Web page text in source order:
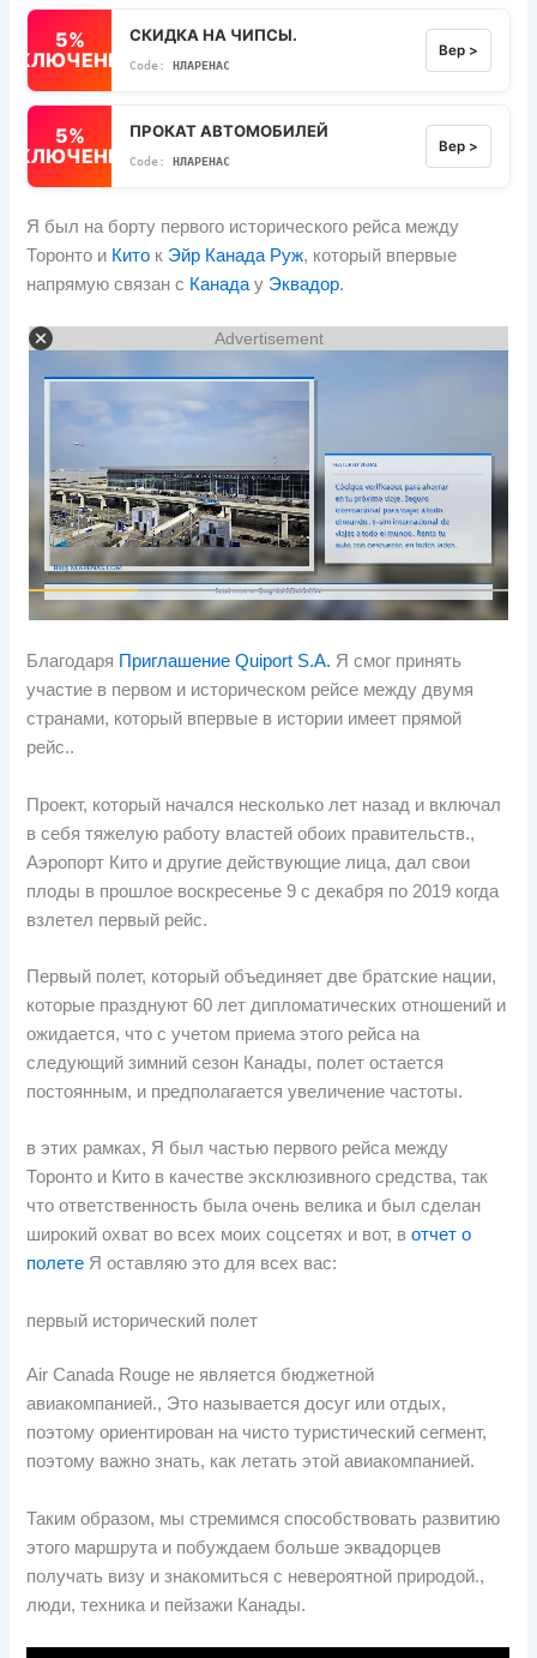
5%
СКИДКА НА ЧИПСЫ.
НЛАРЕНАС
Вер >
5%
ПРОКАТ АВТОМОБИЛЕЙ
НЛАРЕНАС
Вер >
Я был на борту первого исторического рейса между
Торонто и Кито к Эйр Канада Руж, который впервые
напрямую связан с Канада у Эквадор.
Advertisement
Благодаря Приглашение Quiport S.A. Я смог принять
участие в первом и историческом рейсе между двумя
странами, который впервые в истории имеет прямой
рейс..
Проект, который начался несколько лет назад и включал
в себя тяжелую работу властей обоих правительств.,
Аэропорт Кито и другие действующие лица, дал свои
плоды в прошлое воскресенье 9 с декабря по 2019 когда
взлетел первый рейс.
Первый полет, который объединяет две братские нации,
которые празднуют 60 лет дипломатических отношений и
ожидается, что с учетом приема этого рейса на
следующий зимний сезон Канады, полет остается
постоянным, и предполагается увеличение частоты.
в этих рамках, Я был частью первого рейса между
Торонто и Кито в качестве эксклюзивного средства, так
что ответственность была очень велика и был сделан
широкий охват во всех моих соцсетях и вот, вотчет о
полете Я оставляю это для всех вас:
первый исторический полет
Air Canada Rouge не является бюджетной
авиакомпанией., Это называется досуг или отдых,
поэтому ориентирован на чисто туристический сегмент,
поэтому важно знать, как летать этой авиакомпанией.
Таким образом, мы стремимся способствовать развитию
этого маршрута и побуждаем больше эквадорцев
получать визу и знакомиться с невероятной природой.,
люди, техника и пейзажи Канады.